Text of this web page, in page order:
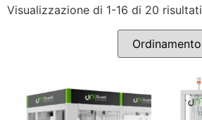
Visualizzazione di 1-16 di 20 risultati